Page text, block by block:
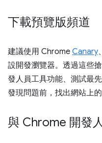
下載預覽版頻道
建議使用 Chrome Canary、
設開發瀏覽器。透過這些
發人員工具功能、測試最
發現問題前，找出網站上的
與 Chrome 開發